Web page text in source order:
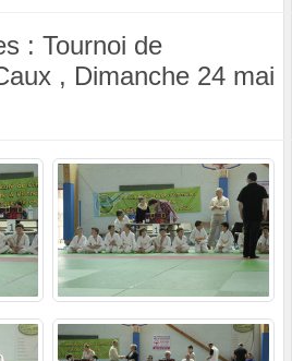
: Tournoi de
, Dimanche 24 mai